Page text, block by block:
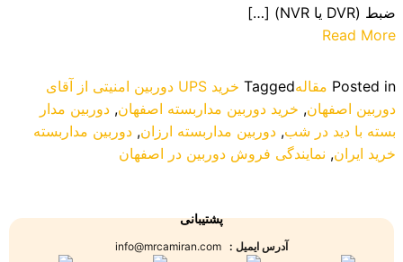
ضبط (DVR یا NVR) […]
Read More
Posted in مقالهTagged
خرید UPS دوربین امنیتی از آقای
دوربین اصفهان, خرید دوربین مداربسته اصفهان, دوربین مدار
بسته با دید در شب, دوربین مداربسته ارزان, دوربین مداربسته
خرید ایران, نمایندگی فروش دوربین در اصفهان
پشتیبانی
آدرس ایمیل :